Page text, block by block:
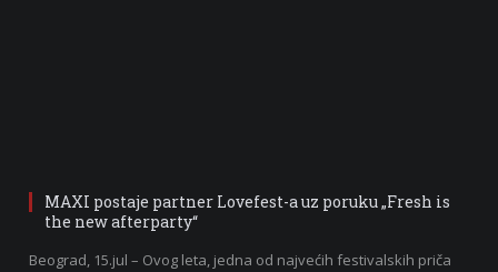
MAXI postaje partner Lovefest-a uz poruku „Fresh is
the new afterparty“
Beograd, 15.jul – Ovog leta, jedna od najvećih festivalskih priča